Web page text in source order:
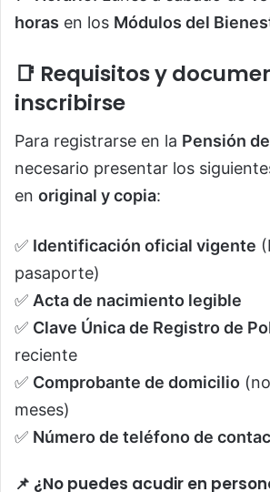
horas en los Módulos del
📑 Requisitos y
inscribirse
Para registrarse en la Pensión
necesario presentar los
en original y copia:
✅ Identificación oficial vigente
pasaporte)
✅ Acta de nacimiento legible
✅ Clave Única de Registro de
reciente
✅ Comprobante de domicilio
meses)
✅ Número de teléfono de
📌 ¿No puedes acudir en